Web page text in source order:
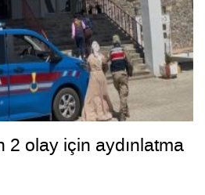
2 olay için aydınlatma